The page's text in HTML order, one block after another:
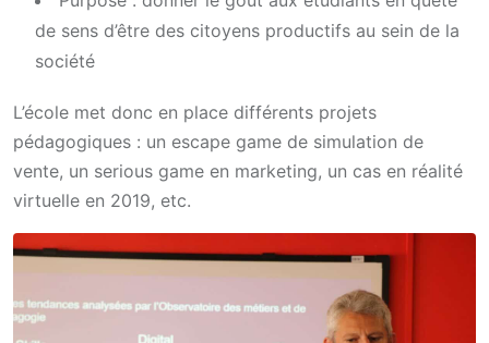
de sens d’être des citoyens productifs au sein de la
société
L’école met donc en place différents projets
pédagogiques : un escape game de simulation de
vente, un serious game en marketing, un cas en réalité
virtuelle en 2019, etc.